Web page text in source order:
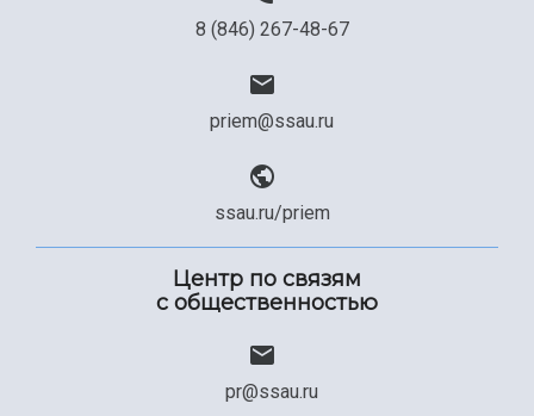
8 (846) 267-48-67
priem@ssau.ru
ssau.ru/priem
Центр по связям
с общественностью
pr@ssau.ru